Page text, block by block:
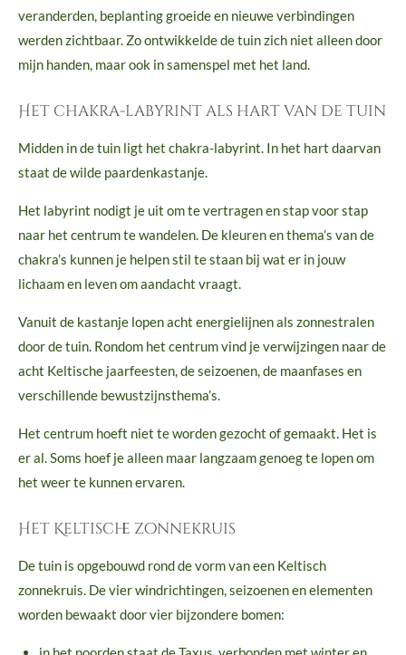
veranderden, beplanting groeide en nieuwe verbindingen
werden zichtbaar. Zo ontwikkelde de tuin zich niet alleen door
mijn handen, maar ook in samenspel met het land.
Het chakra-labyrint als hart van de tuin
Midden in de tuin ligt het chakra-labyrint. In het hart daarvan
staat de wilde paardenkastanje.
Het labyrint nodigt je uit om te vertragen en stap voor stap
naar het centrum te wandelen. De kleuren en thema’s van de
chakra’s kunnen je helpen stil te staan bij wat er in jouw
lichaam en leven om aandacht vraagt.
Vanuit de kastanje lopen acht energielijnen als zonnestralen
door de tuin. Rondom het centrum vind je verwijzingen naar de
acht Keltische jaarfeesten, de seizoenen, de maanfases en
verschillende bewustzijnsthema’s.
Het centrum hoeft niet te worden gezocht of gemaakt. Het is
er al. Soms hoef je alleen maar langzaam genoeg te lopen om
het weer te kunnen ervaren.
Het Keltische zonnekruis
De tuin is opgebouwd rond de vorm van een Keltisch
zonnekruis. De vier windrichtingen, seizoenen en elementen
worden bewaakt door vier bijzondere bomen: